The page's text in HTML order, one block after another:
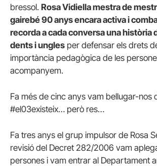
bressol. Rosa Vidiella mestra de
gairebé 90 anys encara activa i
recorda a cada conversa una història
dents i ungles per defensar els drets
importància pedagògica de les
acompanyem.
Fa més de cinc anys vam bellugar-nos
#el03existeix… però res…
Fa tres anys el grup impulsor de Rosa
revisió del Decret 282/2006 vam
persones i vam entrar al Departament